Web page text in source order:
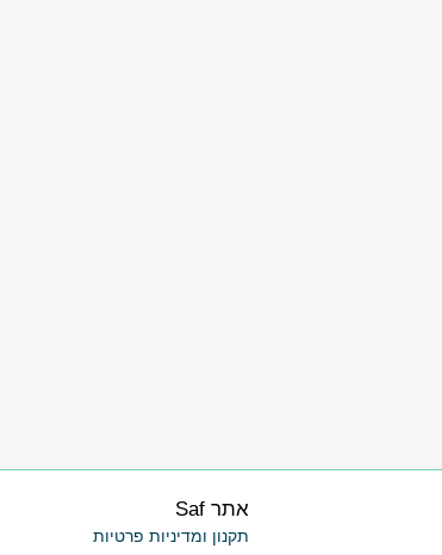
אתר Saf
תקנון ומדיניות פרטיות